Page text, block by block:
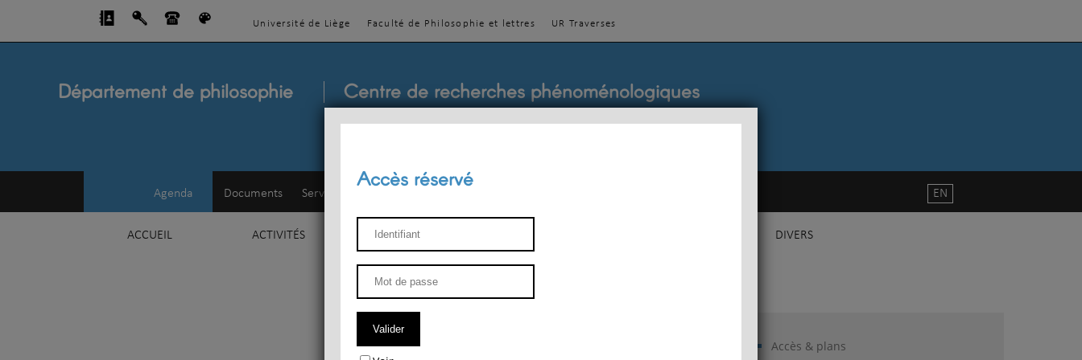
Université de Liège Faculté de Philosophie et lettres UR Traverses
Département de philosophie Centre de recherches phénoménologiques
Agenda Documents Service d'esthétique
ACCUEIL ACTIVITÉS ENSEIGNEMENT DIVERS
EN
Accès & plans
Accès réservé